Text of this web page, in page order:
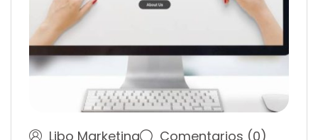
Libo Marketing
Comentarios (0)